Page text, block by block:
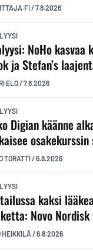
/7.8.2026
NoHo
ja Stefan’s
ELO/7.8.2026
Digian käänne
osakekurssin
TORATTI/6.8.2026
kaksi
Novo
HEIKKILÄ /6.8.2026